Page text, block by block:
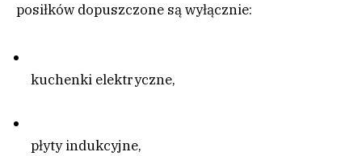
posiłków dopuszczone są wyłącznie:
kuchenki elektryczne,
płyty indukcyjne,